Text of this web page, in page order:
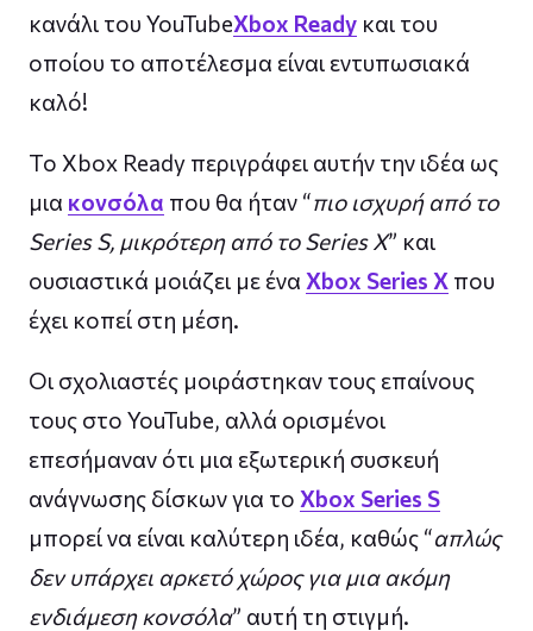
κανάλι του YouTubeXbox Ready και του
οποίου το αποτέλεσμα είναι εντυπωσιακά
καλό!
Το Xbox Ready περιγράφει αυτήν την ιδέα ως
μια κονσόλα που θα ήταν “πιο ισχυρή από το
Series S, μικρότερη από το Series X” και
ουσιαστικά μοιάζει με ένα Xbox Series X που
έχει κοπεί στη μέση.
Οι σχολιαστές μοιράστηκαν τους επαίνους
τους στο YouTube, αλλά ορισμένοι
επεσήμαναν ότι μια εξωτερική συσκευή
ανάγνωσης δίσκων για το Xbox Series S
μπορεί να είναι καλύτερη ιδέα, καθώς “απλώς
δεν υπάρχει αρκετό χώρος για μια ακόμη
ενδιάμεση κονσόλα” αυτή τη στιγμή.